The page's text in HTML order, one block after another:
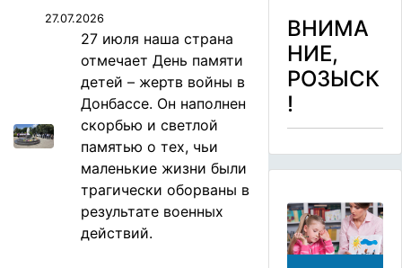
27.07.2026
27 июля наша страна
отмечает День памяти
детей – жертв войны в
Донбассе. Он наполнен
скорбью и светлой
памятью о тех, чьи
маленькие жизни были
трагически оборваны в
результате военных
действий.
ВНИМА
НИЕ,
РОЗЫСК
!